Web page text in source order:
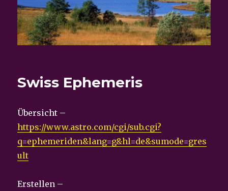
Swiss Ephemeris
Übersicht –
https://www.astro.com/cgi/sub.cgi?
q=ephemeriden&lang=g&hl=de&sumode=gres
ult
Erstellen –